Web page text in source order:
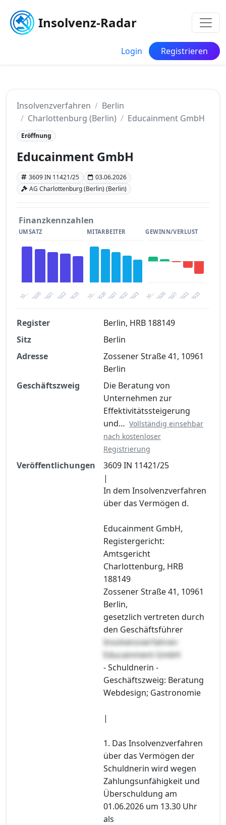
Insolvenz-Radar
Login Registrieren
Insolvenzverfahren
Berlin
Charlottenburg (Berlin)
Educainment GmbH
Eröffnung
Educainment GmbH
3609 IN 11421/25
03.06.2026
AG Charlottenburg (Berlin) (Berlin)
Finanzkennzahlen
UMSATZ
20… 2021 2023
2020 2022
MITARBEITER
20… 2021 2023
2020 2022
GEWINN/VERLUST
20… 2021 2023
2020 2022
Finanzkennzahlen nach kostenloser
Registrierung verfügbar
Jetzt kostenlos registrieren
Register
Berlin, HRB 188149
Sitz
Berlin
Adresse
Zossener Straße 41, 10961
Berlin
Geschäftszweig
Die Beratung von
Unternehmen zur
Effektivitätssteigerung
und… Vollständig einsehbar
nach kostenloser
Registrierung
Veröffentlichungen
3609 IN 11421/25
|
In dem Insolvenzverfahren
über das Vermögen d.
Educainment GmbH,
Registergericht:
Amtsgericht
Charlottenburg, HRB
188149
Zossener Straße 41, 10961
Berlin,
gesetzlich vertreten durch
den Geschäftsführer
Insolvenzverfahren
Educainment GmbH
- Schuldnerin -
Geschäftszweig: Beratung
Webdesign; Gastronomie
|
1. Das Insolvenzverfahren
über das Vermögen der
Schuldnerin wird wegen
Zahlungsunfähigkeit und
Überschuldung am
01.06.2026 um 13.30 Uhr
als